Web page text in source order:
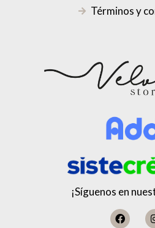
Términos y
¡Síguenos en